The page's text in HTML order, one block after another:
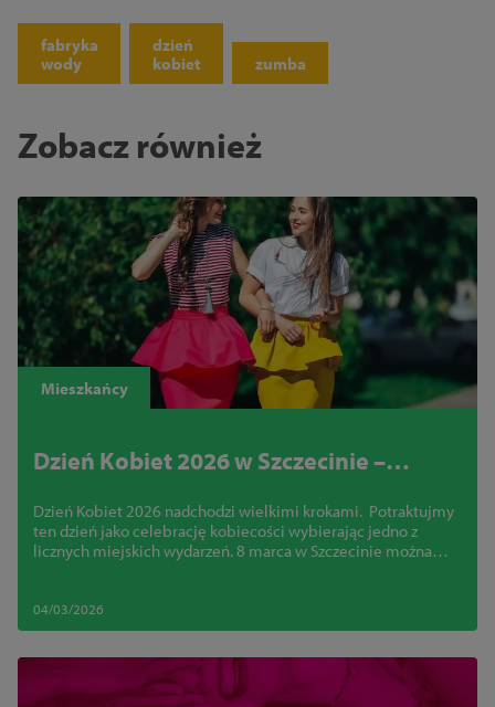
fabryka
wody
dzień
kobiet
zumba
Zobacz również
Mieszkańcy
Dzień Kobiet 2026 w Szczecinie –
marca
Dzień Kobiet 2026 nadchodzi wielkimi krokami. Potraktujmy
ten dzień jako celebrację kobiecości wybierając jedno z
licznych miejskich wydarzeń. 8 marca w Szczecinie można
04/03/2026